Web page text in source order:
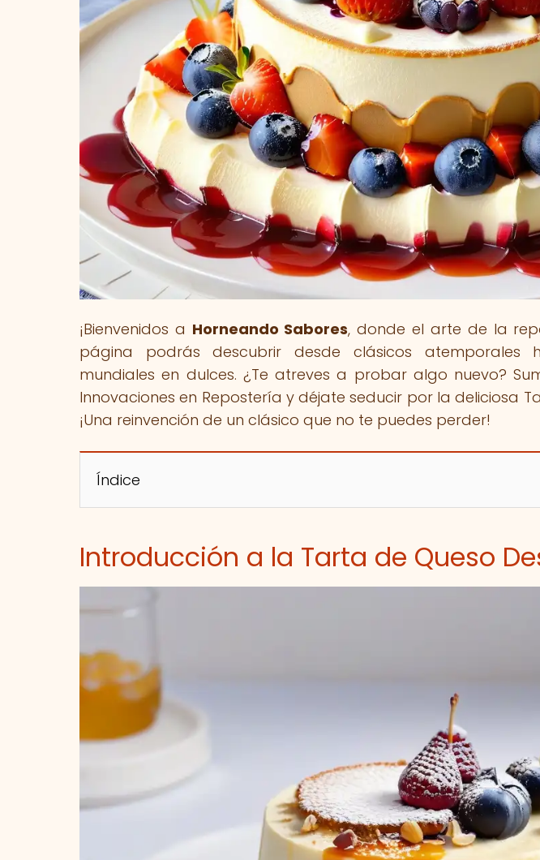
¡Bienvenidos a Horneando Sabores, donde el arte de la
página podrás descubrir desde clásicos atemporales
mundiales en dulces. ¿Te atreves a probar algo nuevo?
Innovaciones en Repostería y déjate seducir por la deliciosa
¡Una reinvención de un clásico que no te puedes perder!
Índice
Introducción a la Tarta de Queso